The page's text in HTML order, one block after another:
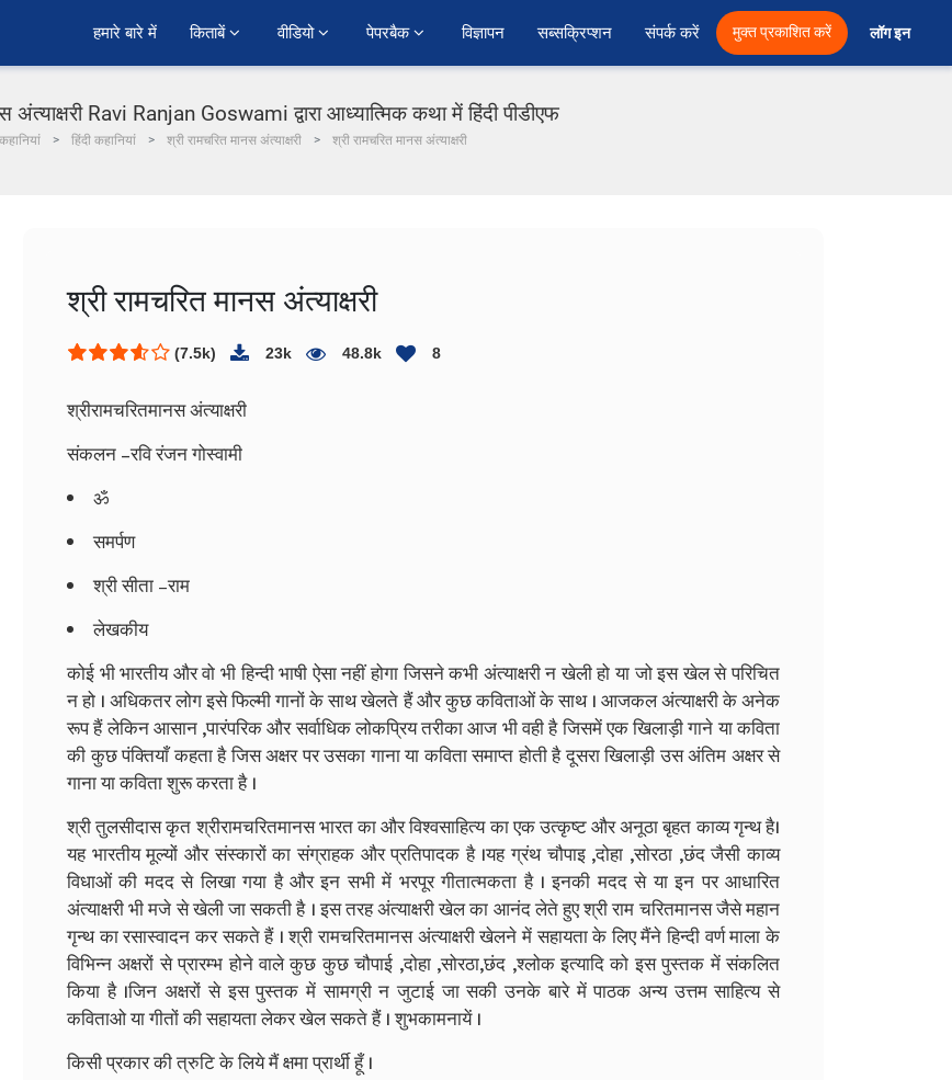
हमारे बारे में किताबें वीडियो पेपरबैक विज्ञापन सब्सक्रिप्शन संपर्क करें मुक्त प्रकाशित करें लॉग इन
अंत्याक्षरी Ravi Ranjan Goswami द्वारा आध्यात्मिक कथा में हिंदी पीडीएफ
कहानियां हिंदी कहानियां श्री रामचरित मानस अंत्याक्षरी श्री रामचरित मानस अंत्याक्षरी
श्री रामचरित मानस अंत्याक्षरी
(7.5k) 23k 48.8k 8
श्रीरामचरितमानस अंत्याक्षरी
संकलन –रवि रंजन गोस्वामी
ॐ
समर्पण
श्री सीता –राम
लेखकीय
कोई भी भारतीय और वो भी हिन्दी भाषी ऐसा नहीं होगा जिसने कभी अंत्याक्षरी न खेली हो या जो इस खेल से परिचित
न हो । अधिकतर लोग इसे फिल्मी गानों के साथ खेलते हैं और कुछ कविताओं के साथ । आजकल अंत्याक्षरी के अनेक
रूप हैं लेकिन आसान ,पारंपरिक और सर्वाधिक लोकप्रिय तरीका आज भी वही है जिसमें एक खिलाड़ी गाने या कविता
की कुछ पंक्तियाँ कहता है जिस अक्षर पर उसका गाना या कविता समाप्त होती है दूसरा खिलाड़ी उस अंतिम अक्षर से
गाना या कविता शुरू करता है ।
श्री तुलसीदास कृत श्रीरामचरितमानस भारत का और विश्वसाहित्य का एक उत्कृष्ट और अनूठा बृहत काव्य गृन्थ है।
यह भारतीय मूल्यों और संस्कारों का संग्राहक और प्रतिपादक है ।यह ग्रंथ चौपाइ ,दोहा ,सोरठा ,छंद जैसी काव्य
विधाओं की मदद से लिखा गया है और इन सभी में भरपूर गीतात्मकता है । इनकी मदद से या इन पर आधारित
अंत्याक्षरी भी मजे से खेली जा सकती है । इस तरह अंत्याक्षरी खेल का आनंद लेते हुए श्री राम चरितमानस जैसे महान
गृन्थ का रसास्वादन कर सकते हैं । श्री रामचरितमानस अंत्याक्षरी खेलने में सहायता के लिए मैंने हिन्दी वर्ण माला के
विभिन्न अक्षरों से प्रारम्भ होने वाले कुछ कुछ चौपाई ,दोहा ,सोरठा,छंद ,श्लोक इत्यादि को इस पुस्तक में संकलित
किया है ।जिन अक्षरों से इस पुस्तक में सामग्री न जुटाई जा सकी उनके बारे में पाठक अन्य उत्तम साहित्य से
कविताओ या गीतों की सहायता लेकर खेल सकते हैं । शुभकामनायें ।
किसी प्रकार की त्रुटि के लिये मैं क्षमा प्रार्थी हूँ ।